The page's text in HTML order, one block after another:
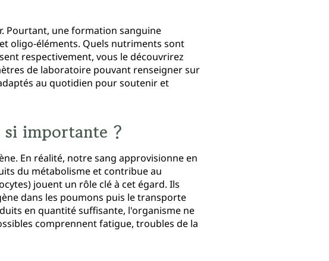
Pourtant, une formation sanguine
oligo‑éléments. Quels nutriments sont
respectivement, vous le découvrirez
de laboratoire pouvant renseigner sur
au quotidien pour soutenir et
si importante ?
En réalité, notre sang approvisionne en
du métabolisme et contribue au
jouent un rôle clé à cet égard. Ils
dans les poumons puis le transporte
en quantité suffisante, l'organisme ne
comprennent fatigue, troubles de la